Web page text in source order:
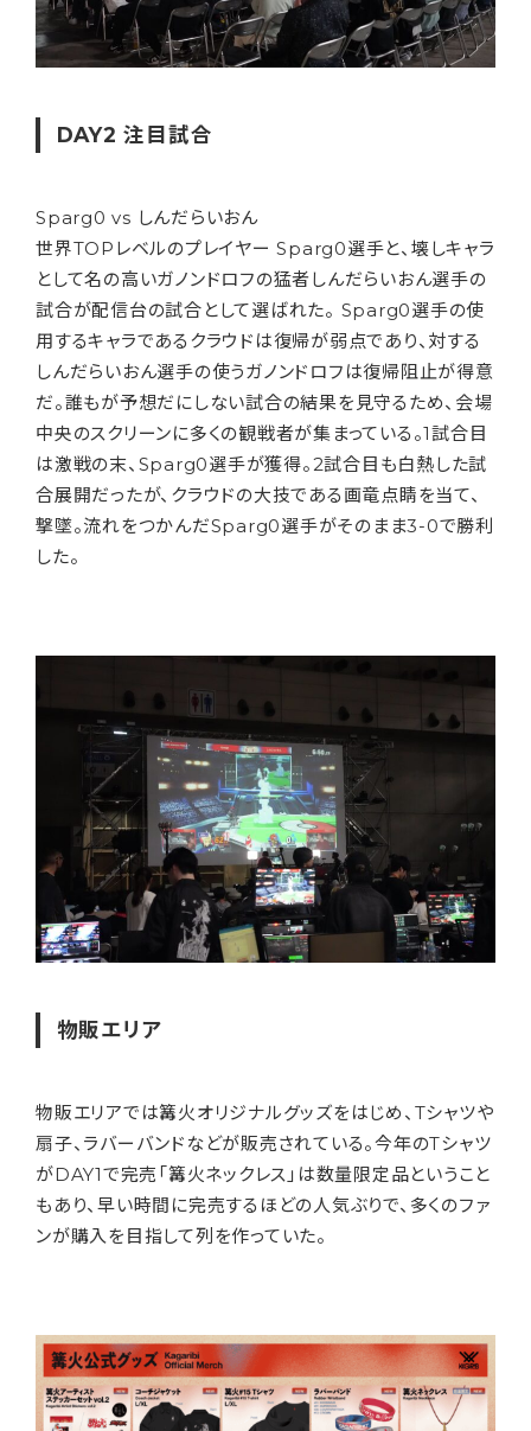
DAY2 注目試合
Sparg0 vs しんだらいおん
世界TOPレベルのプレイヤー Sparg0選手と、壊しキャラ
として名の高いガノンドロフの猛者しんだらいおん選手の
試合が配信台の試合として選ばれた。 Sparg0選手の使
用するキャラであるクラウドは復帰が弱点であり、対する
しんだらいおん選手の使うガノンドロフは復帰阻止が得意
だ。誰もが予想だにしない試合の結果を見守るため、会場
中央のスクリーンに多くの観戦者が集まっている。1試合目
は激戦の末、Sparg0選手が獲得。2試合目も白熱した試
合展開だったが、クラウドの大技である画竜点睛を当て、
撃墜。流れをつかんだSparg0選手がそのまま3-0で勝利
した。
物販エリア
物販エリアでは篝火オリジナルグッズをはじめ、Tシャツや
扇子、ラバーバンドなどが販売されている。今年のTシャツ
がDAY1で完売「篝火ネックレス」は数量限定品ということ
もあり、早い時間に完売するほどの人気ぶりで、多くのファ
ンが購入を目指して列を作っていた。